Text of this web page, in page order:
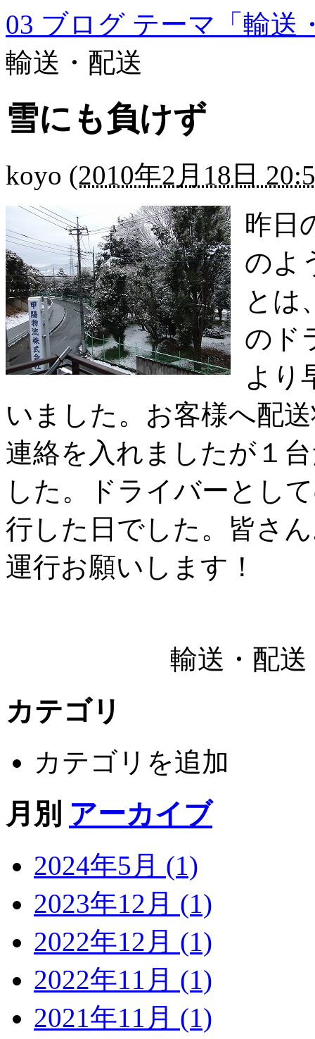
03 ブログ テーマ「輸送
輸送・配送
雪にも負けず
koyo (2010年2月18日
昨日
のよ
とは
のド
より
いました。お客様へ配
連絡を入れましたが１
した。ドライバーとし
行した日でした。皆さ
運行お願いします！
輸送・配送・
カテゴリ
カテゴリを追加
月別 アーカイブ
2024年5月 (1)
2023年12月 (1)
2022年12月 (1)
2022年11月 (1)
2021年11月 (1)